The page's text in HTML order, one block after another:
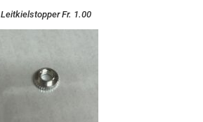
Leitkielstopper Fr. 1.00